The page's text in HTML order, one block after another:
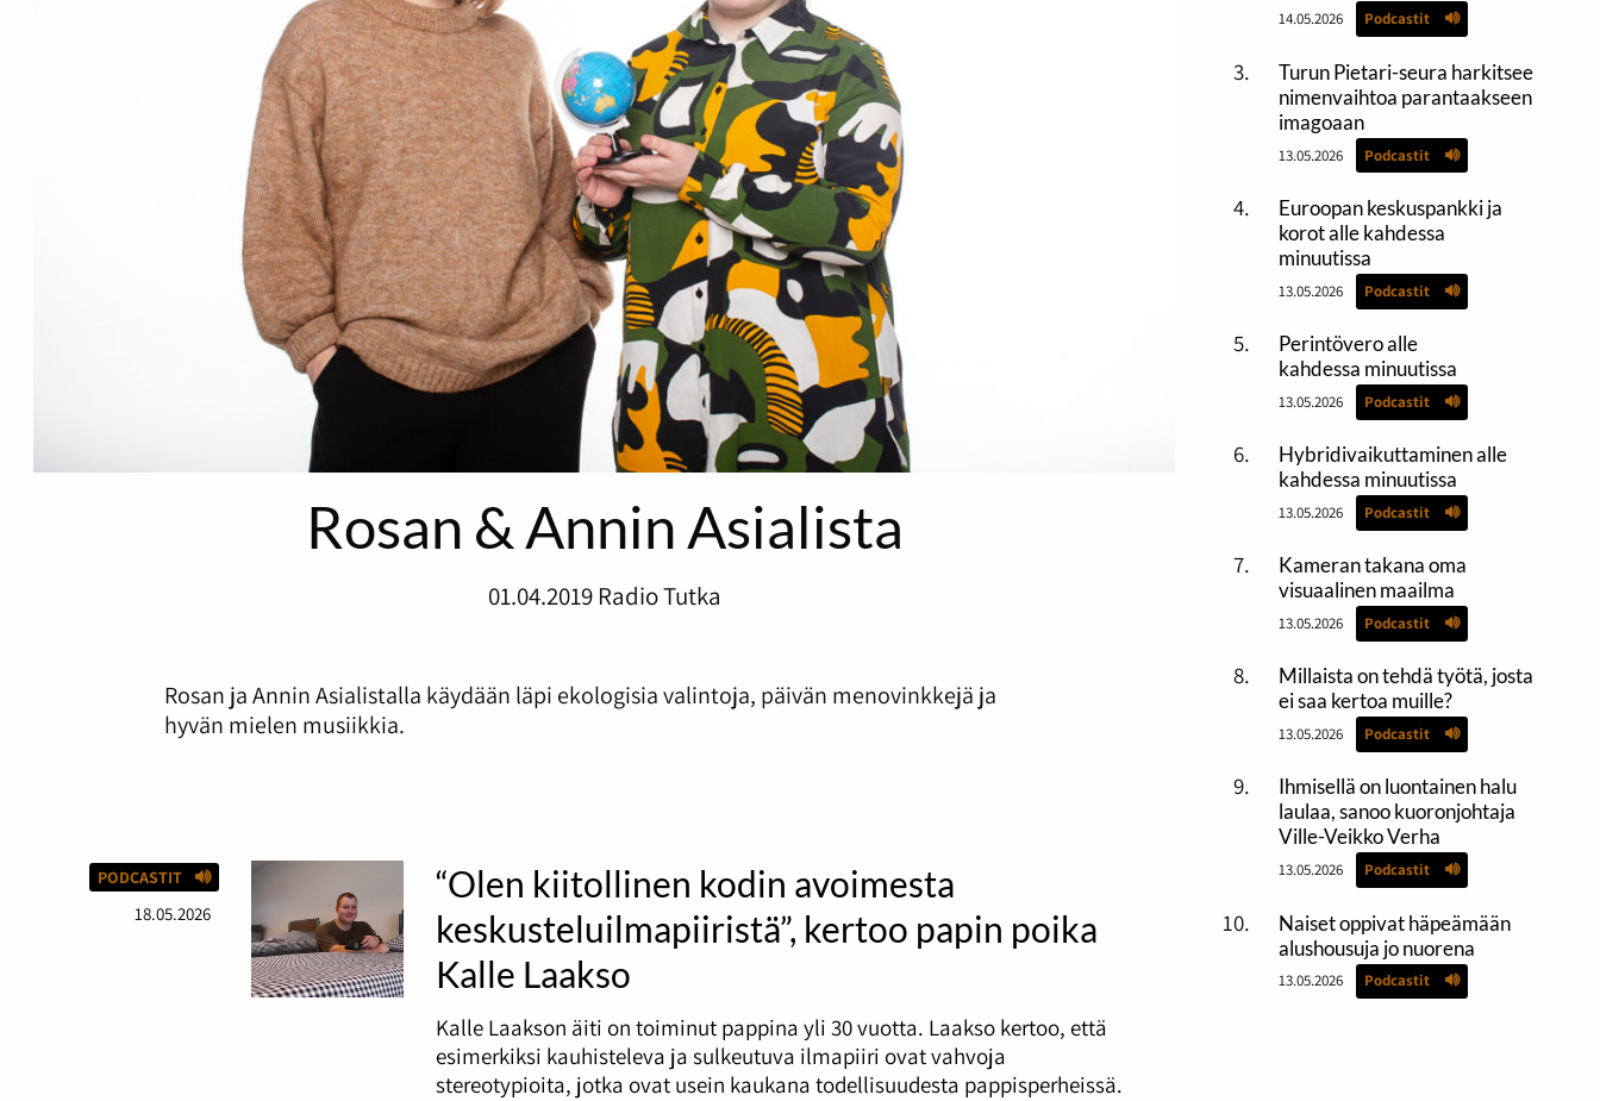
Rosan & Annin Asialista
01.04.2019 Radio Tutka
Rosan ja Annin Asialistalla käydään läpi ekologisia valintoja, päivän menovinkkejä ja
hyvän mielen musiikkia.
PODCASTIT
18.05.2026
“Olen kiitollinen kodin avoimesta
keskusteluilmapiiristä”, kertoo papin poika
Kalle Laakso
Kalle Laakson äiti on toiminut pappina yli 30 vuotta. Laakso kertoo, että
esimerkiksi kauhisteleva ja sulkeutuva ilmapiiri ovat vahvoja
stereotypioita, jotka ovat usein kaukana todellisuudesta pappisperheissä.
14.05.2026 Podcastit
Turun Pietari-seura harkitsee
nimenvaihtoa parantaakseen
imagoaan
13.05.2026 Podcastit
Euroopan keskuspankki ja
korot alle kahdessa
minuutissa
13.05.2026 Podcastit
Perintövero alle
kahdessa minuutissa
13.05.2026 Podcastit
Hybridivaikuttaminen alle
kahdessa minuutissa
13.05.2026 Podcastit
Kameran takana oma
visuaalinen maailma
13.05.2026 Podcastit
Millaista on tehdä työtä, josta
ei saa kertoa muille?
13.05.2026 Podcastit
Ihmisellä on luontainen halu
laulaa, sanoo kuoronjohtaja
Ville-Veikko Verha
13.05.2026 Podcastit
Naiset oppivat häpeämään
alushousuja jo nuorena
13.05.2026 Podcastit